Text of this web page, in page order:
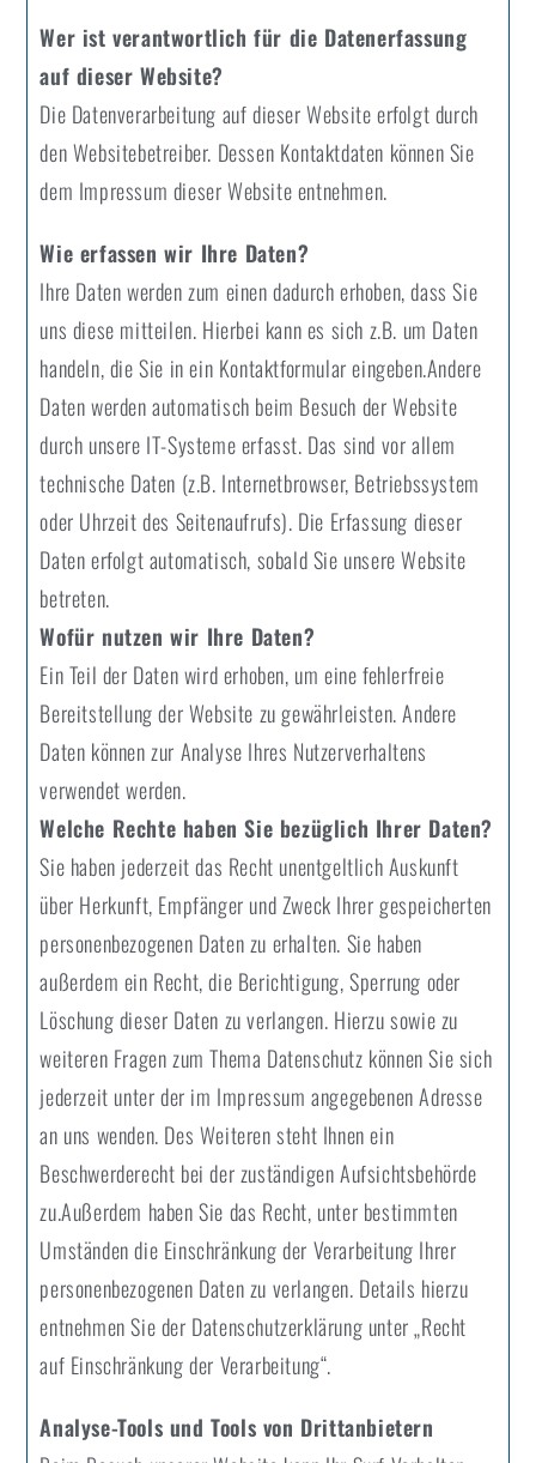
Wer ist verantwortlich für die Datenerfassung
auf dieser Website?
Die Datenverarbeitung auf dieser Website erfolgt durch
den Websitebetreiber. Dessen Kontaktdaten können Sie
dem Impressum dieser Website entnehmen.
Wie erfassen wir Ihre Daten?
Ihre Daten werden zum einen dadurch erhoben, dass Sie
uns diese mitteilen. Hierbei kann es sich z.B. um Daten
handeln, die Sie in ein Kontaktformular eingeben.Andere
Daten werden automatisch beim Besuch der Website
durch unsere IT-Systeme erfasst. Das sind vor allem
technische Daten (z.B. Internetbrowser, Betriebssystem
oder Uhrzeit des Seitenaufrufs). Die Erfassung dieser
Daten erfolgt automatisch, sobald Sie unsere Website
betreten.
Wofür nutzen wir Ihre Daten?
Ein Teil der Daten wird erhoben, um eine fehlerfreie
Bereitstellung der Website zu gewährleisten. Andere
Daten können zur Analyse Ihres Nutzerverhaltens
verwendet werden.
Welche Rechte haben Sie bezüglich Ihrer Daten?
Sie haben jederzeit das Recht unentgeltlich Auskunft
über Herkunft, Empfänger und Zweck Ihrer gespeicherten
personenbezogenen Daten zu erhalten. Sie haben
außerdem ein Recht, die Berichtigung, Sperrung oder
Löschung dieser Daten zu verlangen. Hierzu sowie zu
weiteren Fragen zum Thema Datenschutz können Sie sich
jederzeit unter der im Impressum angegebenen Adresse
an uns wenden. Des Weiteren steht Ihnen ein
Beschwerderecht bei der zuständigen Aufsichtsbehörde
zu.Außerdem haben Sie das Recht, unter bestimmten
Umständen die Einschränkung der Verarbeitung Ihrer
personenbezogenen Daten zu verlangen. Details hierzu
entnehmen Sie der Datenschutzerklärung unter „Recht
auf Einschränkung der Verarbeitung“.
Analyse-Tools und Tools von Drittanbietern